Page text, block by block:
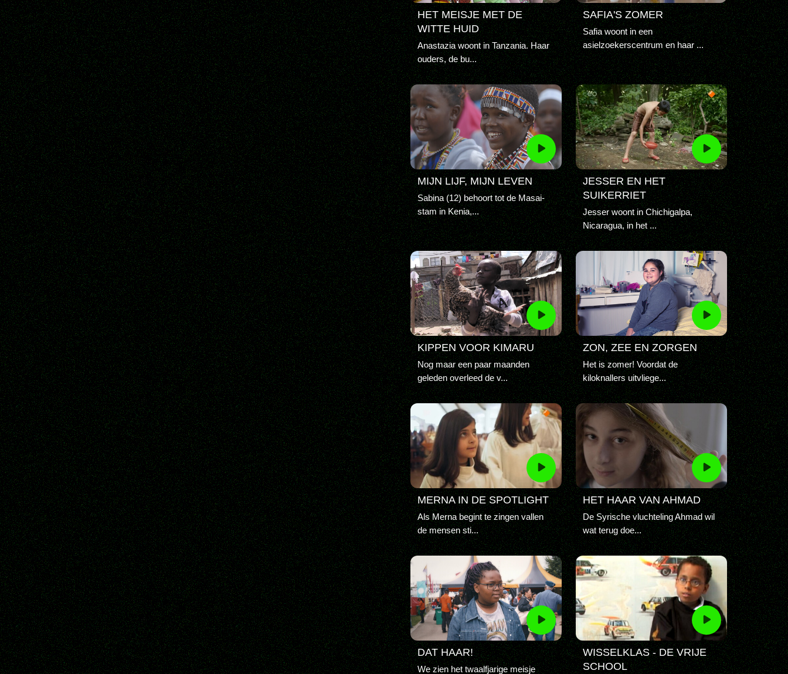
HET MEISJE MET DE
WITTE HUID
Anastazia woont in Tanzania. Haar
ouders, de bu...
SAFIA'S ZOMER
Safia woont in een
asielzoekerscentrum en haar ...
MIJN LIJF, MIJN LEVEN
Sabina (12) behoort tot de Masai-
stam in Kenia,...
JESSER EN HET
SUIKERRIET
Jesser woont in Chichigalpa,
Nicaragua, in het ...
KIPPEN VOOR KIMARU
Nog maar een paar maanden
geleden overleed de v...
ZON, ZEE EN ZORGEN
Het is zomer! Voordat de
kiloknallers uitvliege...
MERNA IN DE SPOTLIGHT
Als Merna begint te zingen vallen
de mensen sti...
HET HAAR VAN AHMAD
De Syrische vluchteling Ahmad wil
wat terug doe...
DAT HAAR!
We zien het twaalfjarige meisje
WISSELKLAS - DE VRIJE
SCHOOL